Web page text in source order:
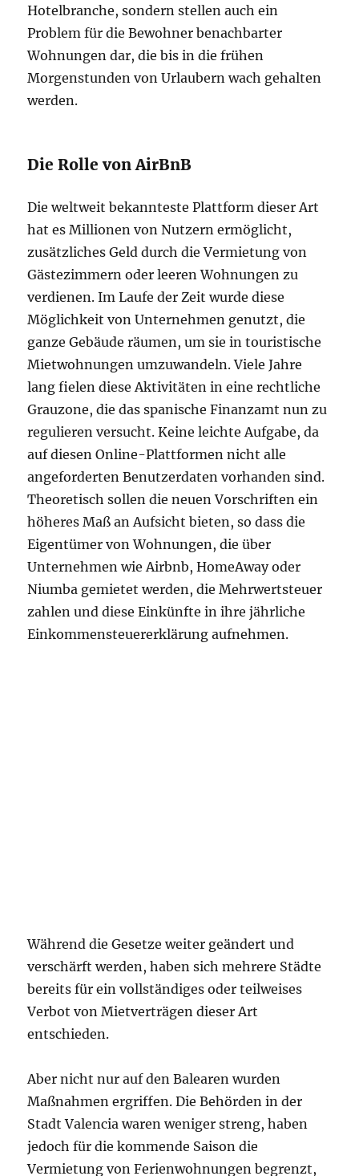
Hotelbranche, sondern stellen auch ein
Problem für die Bewohner benachbarter
Wohnungen dar, die bis in die frühen
Morgenstunden von Urlaubern wach gehalten
werden.
Die Rolle von AirBnB
Die weltweit bekannteste Plattform dieser Art
hat es Millionen von Nutzern ermöglicht,
zusätzliches Geld durch die Vermietung von
Gästezimmern oder leeren Wohnungen zu
verdienen. Im Laufe der Zeit wurde diese
Möglichkeit von Unternehmen genutzt, die
ganze Gebäude räumen, um sie in touristische
Mietwohnungen umzuwandeln. Viele Jahre
lang fielen diese Aktivitäten in eine rechtliche
Grauzone, die das spanische Finanzamt nun zu
regulieren versucht. Keine leichte Aufgabe, da
auf diesen Online-Plattformen nicht alle
angeforderten Benutzerdaten vorhanden sind.
Theoretisch sollen die neuen Vorschriften ein
höheres Maß an Aufsicht bieten, so dass die
Eigentümer von Wohnungen, die über
Unternehmen wie Airbnb, HomeAway oder
Niumba gemietet werden, die Mehrwertsteuer
zahlen und diese Einkünfte in ihre jährliche
Einkommensteuererklärung aufnehmen.
Während die Gesetze weiter geändert und
verschärft werden, haben sich mehrere Städte
bereits für ein vollständiges oder teilweises
Verbot von Mietverträgen dieser Art
entschieden.
Aber nicht nur auf den Balearen wurden
Maßnahmen ergriffen. Die Behörden in der
Stadt Valencia waren weniger streng, haben
jedoch für die kommende Saison die
Vermietung von Ferienwohnungen begrenzt,